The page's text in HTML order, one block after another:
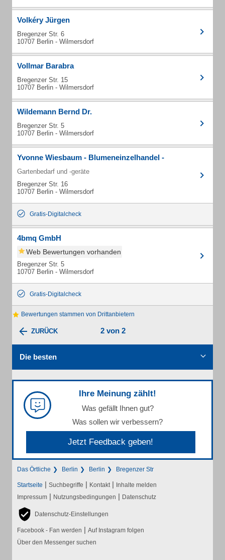
Volkéry Jürgen
Bregenzer Str. 6
10707 Berlin - Wilmersdorf
Vollmar Barabra
Bregenzer Str. 15
10707 Berlin - Wilmersdorf
Wildemann Bernd Dr.
Bregenzer Str. 5
10707 Berlin - Wilmersdorf
Yvonne Wiesbaum - Blumeneinzelhandel -
Gartenbedarf und -geräte
Bregenzer Str. 16
10707 Berlin - Wilmersdorf
Gratis-Digitalcheck
4bmq GmbH
Web Bewertungen vorhanden
Bregenzer Str. 5
10707 Berlin - Wilmersdorf
Gratis-Digitalcheck
Bewertungen stammen von Drittanbietern
ZURÜCK 2 von 2
Die besten
Ihre Meinung zählt!
Was gefällt Ihnen gut?
Was sollen wir verbessern?
Jetzt Feedback geben!
Das Örtliche Berlin Berlin Bregenzer Str
Startseite | Suchbegriffe | Kontakt | Inhalte melden
Impressum | Nutzungsbedingungen | Datenschutz
Datenschutz-Einstellungen
Facebook - Fan werden | Auf Instagram folgen
Über den Messenger suchen